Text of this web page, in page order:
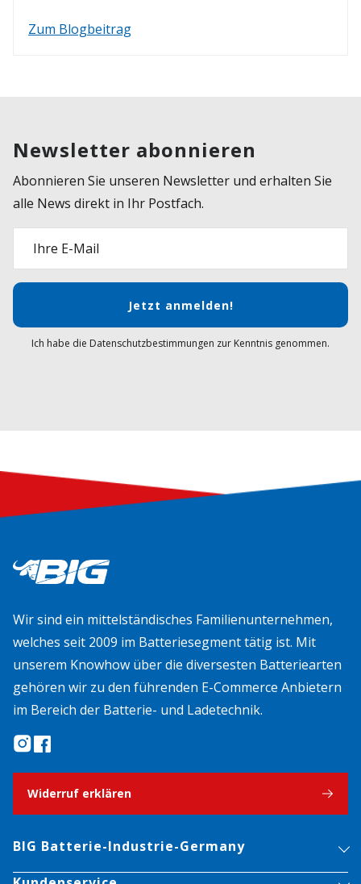
Zum Blogbeitrag
Newsletter abonnieren
Abonnieren Sie unseren Newsletter und erhalten Sie
alle News direkt in Ihr Postfach.
Ihre E-Mail
Jetzt anmelden!
Ich habe die Datenschutzbestimmungen zur Kenntnis genommen.
Wir sind ein mittelständisches Familienunternehmen,
welches seit 2009 im Batteriesegment tätig ist. Mit
unserem Knowhow über die diversesten Batteriearten
gehören wir zu den führenden E-Commerce Anbietern
im Bereich der Batterie- und Ladetechnik.
Widerruf erklären
BIG Batterie-Industrie-Germany